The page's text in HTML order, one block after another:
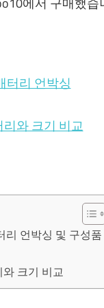
터리 언박싱
와 크기 비교
리 언박싱 및 구성품
크기 비교